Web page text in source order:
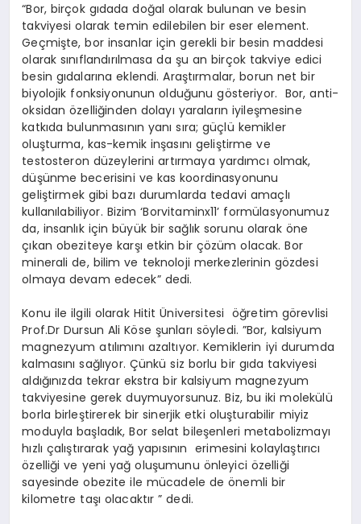
“Bor, birçok gıdada doğal olarak bulunan ve besin
takviyesi olarak temin edilebilen bir eser element.
Geçmişte, bor insanlar için gerekli bir besin maddesi
olarak sınıflandırılmasa da şu an birçok takviye edici
besin gıdalarına eklendi. Araştırmalar, borun net bir
biyolojik fonksiyonunun olduğunu gösteriyor. Bor, anti-
oksidan özelliğinden dolayı yaraların iyileşmesine
katkıda bulunmasının yanı sıra; güçlü kemikler
oluşturma, kas-kemik inşasını geliştirme ve
testosteron düzeylerini artırmaya yardımcı olmak,
düşünme becerisini ve kas koordinasyonunu
geliştirmek gibi bazı durumlarda tedavi amaçlı
kullanılabiliyor. Bizim ‘Borvitaminx11’ formülasyonumuz
da, insanlık için büyük bir sağlık sorunu olarak öne
çıkan obeziteye karşı etkin bir çözüm olacak. Bor
minerali de, bilim ve teknoloji merkezlerinin gözdesi
olmaya devam edecek” dedi.
Konu ile ilgili olarak Hitit Üniversitesi öğretim görevlisi
Prof.Dr Dursun Ali Köse şunları söyledi. ”Bor, kalsiyum
magnezyum atılımını azaltıyor. Kemiklerin iyi durumda
kalmasını sağlıyor. Çünkü siz borlu bir gıda takviyesi
aldığınızda tekrar ekstra bir kalsiyum magnezyum
takviyesine gerek duymuyorsunuz. Biz, bu iki molekülü
borla birleştirerek bir sinerjik etki oluşturabilir miyiz
moduyla başladık, Bor selat bileşenleri metabolizmayı
hızlı çalıştırarak yağ yapısının erimesini kolaylaştırıcı
özelliği ve yeni yağ oluşumunu önleyici özelliği
sayesinde obezite ile mücadele de önemli bir
kilometre taşı olacaktır ” dedi.